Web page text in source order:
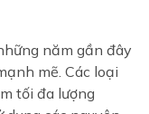
năm gần đây
mẽ. Các loại
tối đa lượng